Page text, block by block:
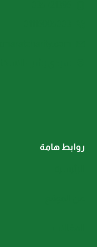
روابط هامة